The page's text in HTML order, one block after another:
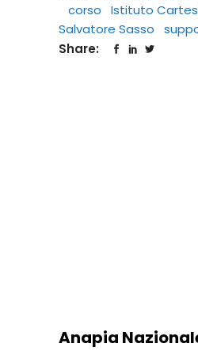
corso
Istituto
Salvatore Sasso
Share:
Anapia